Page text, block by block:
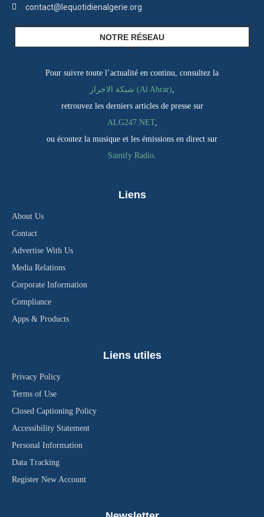
contact@lequotidienalgerie.org
NOTRE RÉSEAU
Pour suivre toute l’actualité en continu, consultez la
شبكة الاحرار (Al Ahrar),
retrouvez les derniers articles de presse sur
ALG247.NET,
ou écoutez la musique et les émissions en direct sur
Samify Radio.
Liens
About Us
Contact
Advertise With Us
Media Relations
Corporate Information
Compliance
Apps & Products
Liens utiles
Privacy Policy
Terms of Use
Closed Captioning Policy
Accessibility Statement
Personal Information
Data Tracking
Register New Account